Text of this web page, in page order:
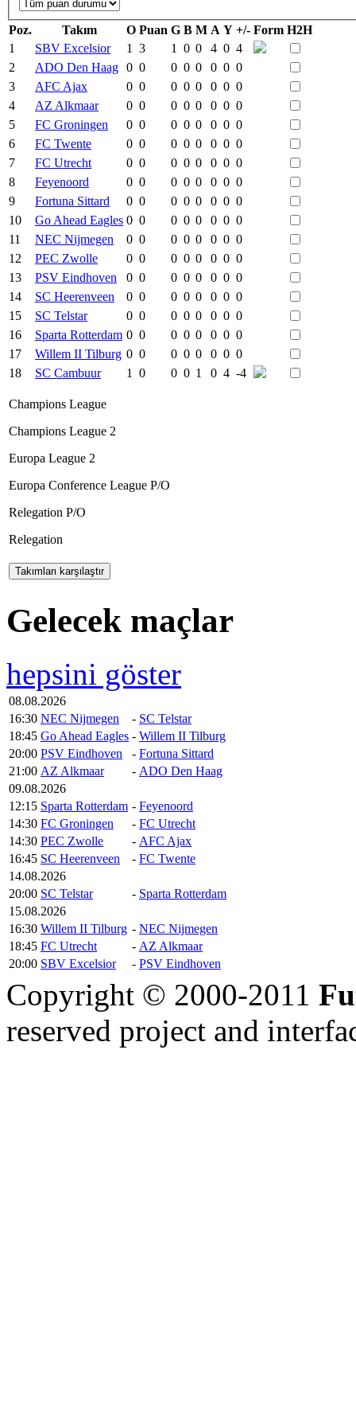
Poz. Takım O Puan G B M A Y +/- Form H2H
1
SBV Excelsior 1 3 1 0 0 4 0 4
2
ADO Den Haag 0 0 0 0 0 0 0 0
3
AFC Ajax 0 0 0 0 0 0 0 0
4
AZ Alkmaar 0 0 0 0 0 0 0 0
5
FC Groningen 0 0 0 0 0 0 0 0
6
FC Twente 0 0 0 0 0 0 0 0
7
FC Utrecht 0 0 0 0 0 0 0 0
8
Feyenoord 0 0 0 0 0 0 0 0
9
Fortuna Sittard 0 0 0 0 0 0 0 0
10
Go Ahead Eagles 0 0 0 0 0 0 0 0
11
NEC Nijmegen 0 0 0 0 0 0 0 0
12
PEC Zwolle 0 0 0 0 0 0 0 0
13
PSV Eindhoven 0 0 0 0 0 0 0 0
14
SC Heerenveen 0 0 0 0 0 0 0 0
15
SC Telstar 0 0 0 0 0 0 0 0
16
Sparta Rotterdam 0 0 0 0 0 0 0 0
17
Willem II Tilburg 0 0 0 0 0 0 0 0
18
SC Cambuur 1 0 0 0 1 0 4 -4
Champions League
Champions League 2
Europa League 2
Europa Conference League P/O
Relegation P/O
Relegation
Gelecek maçlar
hepsini göster
08.08.2026
16:30 NEC Nijmegen - SC Telstar
18:45 Go Ahead Eagles - Willem II Tilburg
20:00 PSV Eindhoven - Fortuna Sittard
21:00 AZ Alkmaar - ADO Den Haag
09.08.2026
12:15 Sparta Rotterdam - Feyenoord
14:30 FC Groningen - FC Utrecht
14:30 PEC Zwolle - AFC Ajax
16:45 SC Heerenveen - FC Twente
14.08.2026
20:00 SC Telstar - Sparta Rotterdam
15.08.2026
16:30 Willem II Tilburg - NEC Nijmegen
18:45 FC Utrecht - AZ Alkmaar
20:00 SBV Excelsior - PSV Eindhoven
Copyright © 2000-2011
reserved project and